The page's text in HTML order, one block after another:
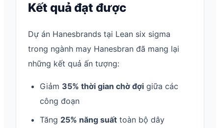
Kết quả đạt được
Dự án Hanesbrands tại Lean six sigma
trong ngành may Hanesbran đã mang lại
những kết quả ấn tượng:
Giảm 35% thời gian chờ đợi giữa các
công đoạn
Tăng 25% năng suất toàn bộ dây